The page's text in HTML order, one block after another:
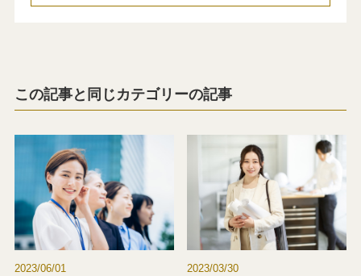
この記事と同じカテゴリーの記事
2023/06/01 2023/03/30